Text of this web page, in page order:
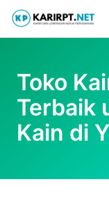
Skip
content
Toko
Terbaik
Kain di